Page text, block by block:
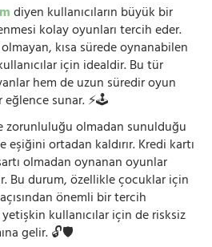
diyen kullanıcıların büyük bir
kolay oyunları tercih eder.
kısa sürede oynanabilen
için idealdir. Bu tür
hem de uzun süredir oyun
sunar. ⚡🕹️
zorunluluğu olmadan sunulduğu
eşiğini ortadan kaldırır. Kredi kartı
olmadan oynanan oyunlar
Bu durum, özellikle çocuklar için
önemli bir tercih
kullanıcılar için de risksiz
gelir. 🔓🛡️